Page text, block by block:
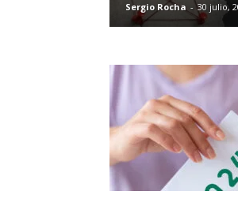
Sergio Rocha - 30 julio,